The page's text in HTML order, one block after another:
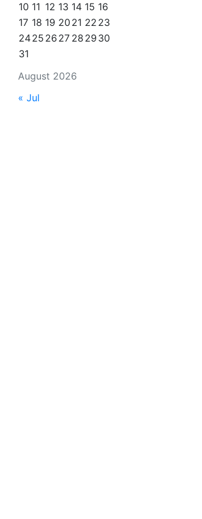
August 2026
10 11 12 13 14 15 16
17 18 19 20 21 22 23
2425 26 27 28 29 30
31
« Jul